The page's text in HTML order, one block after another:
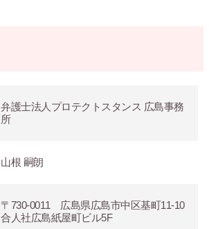
弁護士法人プロテクトスタンス 広島事務
所
山根 嗣朗
〒730-0011 広島県広島市中区基町11-10
合人社広島紙屋町ビル5F